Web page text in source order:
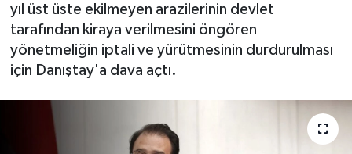
yıl üst üste ekilmeyen arazilerinin devlet
tarafından kiraya verilmesini öngören
yönetmeliğin iptali ve yürütmesinin durdurulması
için Danıştay'a dava açtı.
Dünya
Kültür - Sanat
Magazin
Politika
Son Dakika Haberleri